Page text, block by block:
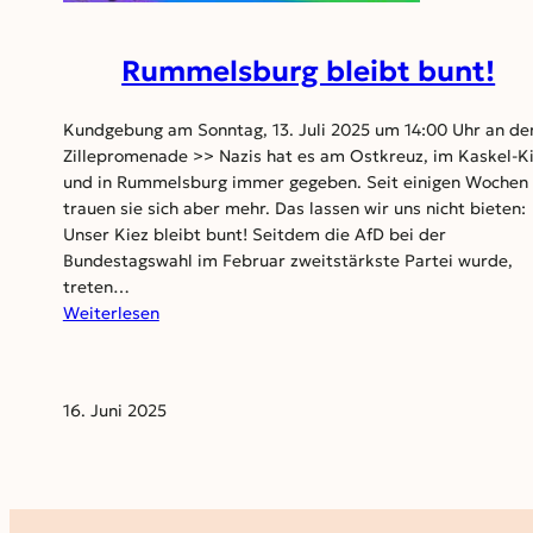
Rummelsburg bleibt bunt!
Kundgebung am Sonntag, 13. Juli 2025 um 14:00 Uhr an
Zillepromenade >> Nazis hat es am Ostkreuz, im Kaskel-
und in Rummelsburg immer gegeben. Seit einigen Wochen
trauen sie sich aber mehr. Das lassen wir uns nicht bieten:
Unser Kiez bleibt bunt! Seitdem die AfD bei der
Bundestagswahl im Februar zweitstärkste Partei wurde,
treten…
Weiterlesen:
16. Juni 2025